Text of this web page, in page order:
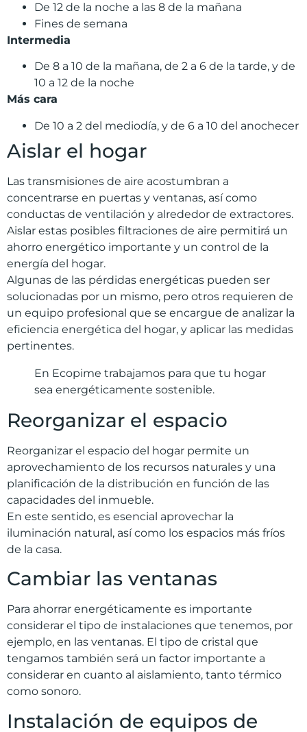
De 12 de la noche a las 8 de la mañana
Fines de semana
Intermedia
De 8 a 10 de la mañana, de 2 a 6 de la tarde, y de
10 a 12 de la noche
Más cara
De 10 a 2 del mediodía, y de 6 a 10 del anochecer
Aislar el hogar
Las transmisiones de aire acostumbran a
concentrarse en puertas y ventanas, así como
conductas de ventilación y alrededor de extractores.
Aislar estas posibles filtraciones de aire permitirá un
ahorro energético importante y un control de la
energía del hogar.
Algunas de las pérdidas energéticas pueden ser
solucionadas por un mismo, pero otros requieren de
un equipo profesional que se encargue de analizar la
eficiencia energética del hogar, y aplicar las medidas
pertinentes.
En Ecopime trabajamos para que tu hogar
sea energéticamente sostenible.
Reorganizar el espacio
Reorganizar el espacio del hogar permite un
aprovechamiento de los recursos naturales y una
planificación de la distribución en función de las
capacidades del inmueble.
En este sentido, es esencial aprovechar la
iluminación natural, así como los espacios más fríos
de la casa.
Cambiar las ventanas
Para ahorrar energéticamente es importante
considerar el tipo de instalaciones que tenemos, por
ejemplo, en las ventanas. El tipo de cristal que
tengamos también será un factor importante a
considerar en cuanto al aislamiento, tanto térmico
como sonoro.
Instalación de equipos de